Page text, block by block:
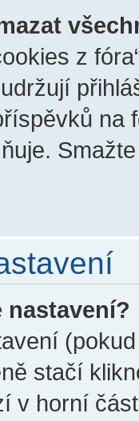
z
na
nastavení?
stačí
v horní